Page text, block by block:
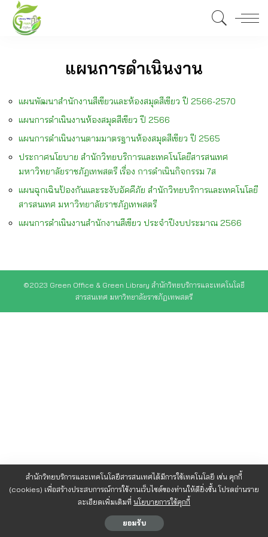
แผนการดำเนินงาน
แผนพัฒนาสำนักงานสีเขียวและห้องสมุดสีเขียว ปี 2566-2570
แผนการดำเนินงานห้องสมุดสีเขียว ปี 2566
แผนการดำเนินงานตามมาตรฐานห้องสมุดสีเขียว ปี 2565
ประกาศนโยบาย สำนักวิทยบริการและเทคโนโลยีสารสนเทศ
มหาวิทยาลัยราชภัฏเทพสตรี เรื่อง การดำเนินกิจกรรม 7ส
แผนฉุกเฉินป้องกันและระงับอัคคีภัย สำนักวิทยบริการและเทคโนโลยี
สารสนเทศ มหาวิทยาลัยราชภัฏเทพสตรี
แผนการดำเนินงานสำนักงานสีเขียว ประจำปีงบประมาณ 2566
©2023 Green Office & Green Library สำนักวิทยบริการและเทคโนโลยี
สารสนเทศ มหาวิทยาลัยราชภัฏเทพสตรี
สำนักวิทยบริการและเทคโนโลยีสารสนเทศได้มีการใช้เทคโนโลยี เช่น คุกกี้
(cookies) เพื่อสร้างประสบการณ์การใช้งานเว็บไซต์ของท่านให้ดียิ่งขึ้น โปรดอ่านราย
ละเอียดเพิ่มเติมที่ นโยบายการใช้คุกกี้
ยอมรับ